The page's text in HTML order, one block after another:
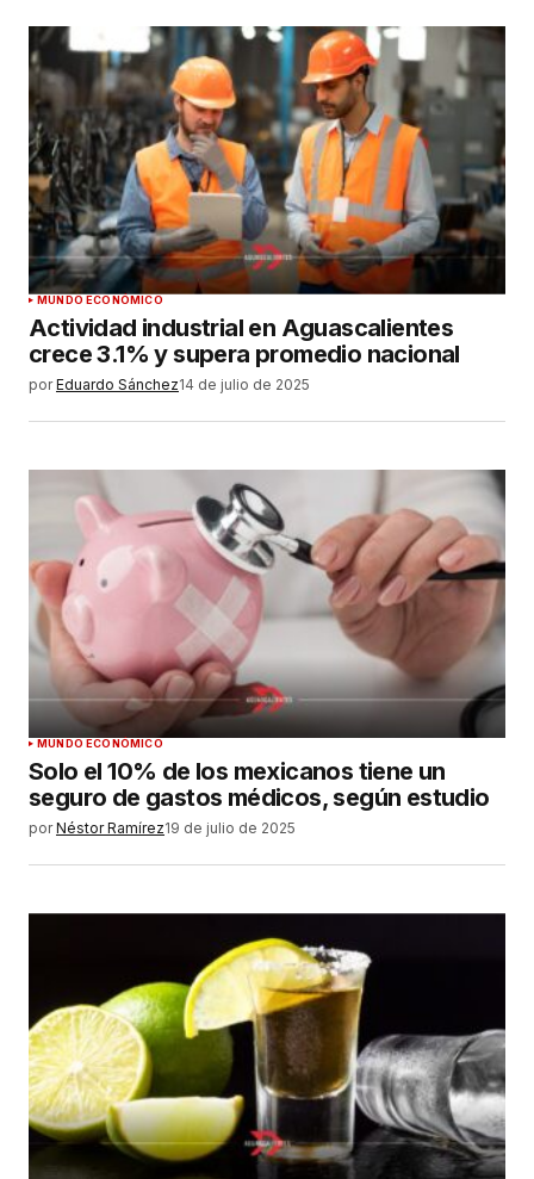
MUNDO ECONÓMICO
Actividad industrial en Aguascalientes
crece 3.1% y supera promedio nacional
por Eduardo Sánchez14 de julio de 2025
MUNDO ECONÓMICO
Solo el 10% de los mexicanos tiene un
seguro de gastos médicos, según estudio
por Néstor Ramírez19 de julio de 2025